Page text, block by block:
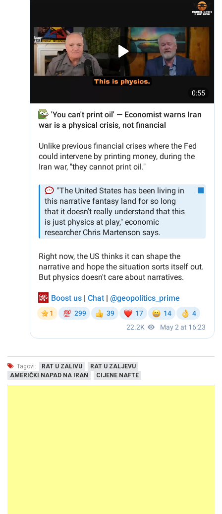
Tagovi: RAT U ZALIVU
RAT U ZALJEVU
AMERIČKI NAPAD NA IRAN
CIJENE NAFTE